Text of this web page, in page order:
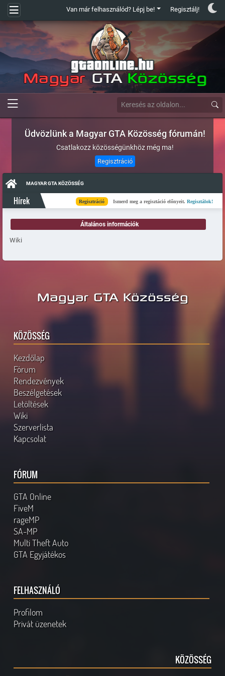
Van már felhasználód? Lépj be! Regisztálj!
Üdvözlünk a Magyar GTA Közösség fórumán!
Csatlakozz közösségünkhöz még ma!
Regisztráció
MAGYAR GTA KÖZÖSSÉG
Hírek Regisztráció Ismerd meg a regisztáció előnyeit.Regisztálok!
Általános információk
Wiki
Magyar GTA Közösség
KÖZÖSSÉG
Kezdőlap
Fórum
Rendezvények
Beszélgetések
Letöltések
Wiki
Szerverlista
Kapcsolat
FÓRUM
GTA Online
FiveM
rageMP
SA-MP
Multi Theft Auto
GTA Egyjátékos
FELHASZNÁLÓ
Profilom
Privát üzenetek
KÖZÖSSÉG